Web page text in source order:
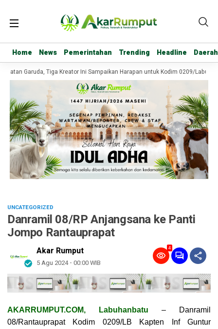
Home News Pemerintahan Trending Headline Daerah
Home News Pemerintahan Trending Headline Daerah
Garuda, Tiga Kreator Ini Sampaikan Harapan untuk Kodim 0209/
UNCATEGORIZED
Danramil 08/RP Anjangsana ke Panti
Jompo Rantauprapat
Akar Rumput
5 Agu 2024 - 00:00 WIB
4
AKARRUMPUT.COM, Labuhanbatu – Danramil
08/Rantauprapat Kodim 0209/LB Kapten Inf Guntur